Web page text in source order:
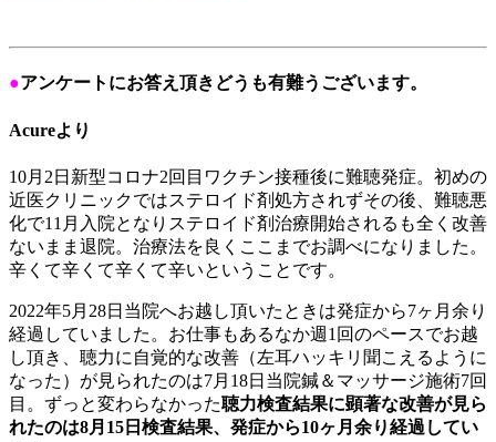
●アンケートにお答え頂きどうも有難うございます。
Acureより
10月2日新型コロナ2回目ワクチン接種後に難聴発症。初めの
近医クリニックではステロイド剤処方されずその後、難聴悪
化で11月入院となりステロイド剤治療開始されるも全く改善
ないまま退院。治療法を良くここまでお調べになりました。
辛くて辛くて辛くて辛いということです。
2022年5月28日当院へお越し頂いたときは発症から7ヶ月余り
経過していました。お仕事もあるなか週1回のペースでお越
し頂き、聴力に自覚的な改善（左耳ハッキリ聞こえるように
なった）が見られたのは7月18日 当院鍼＆マッサージ施術7回
目。ずっと変わらなかった聴力検査結果に顕著な改善が見ら
れたのは8月15日検査結果、発症から10ヶ月余り経過してい